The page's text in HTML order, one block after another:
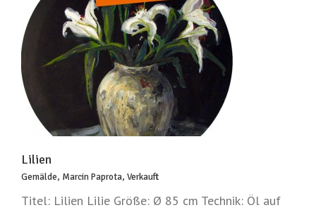
Lilien
Gemälde, Marcin Paprota, Verkauft
Titel: Lilien Lilie Größe: Ø 85 cm Technik: Öl auf